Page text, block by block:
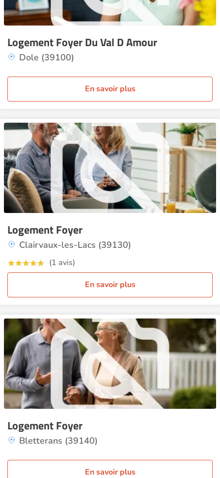
Logement Foyer Du Val D Amour
Dole (39100)
En savoir plus
Logement Foyer
Clairvaux-les-Lacs (39130)
(1 avis)
En savoir plus
Logement Foyer
Bletterans (39140)
En savoir plus